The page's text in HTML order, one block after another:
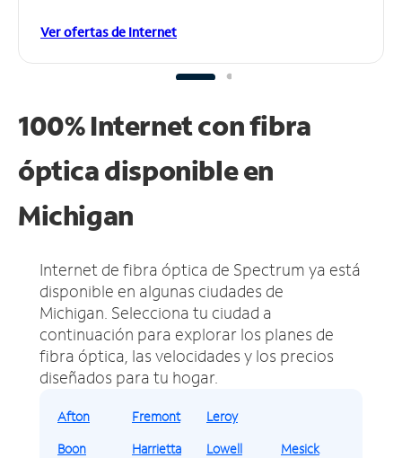
Ver ofertas de Internet
100% Internet con fibra
óptica disponible en
Michigan
Internet de fibra óptica de Spectrum ya está
disponible en algunas ciudades de
Michigan. Selecciona tu ciudad a
continuación para explorar los planes de
fibra óptica, las velocidades y los precios
diseñados para tu hogar.
Afton
Boon
Fremont
Harrietta
Leroy
Lowell
Mesick